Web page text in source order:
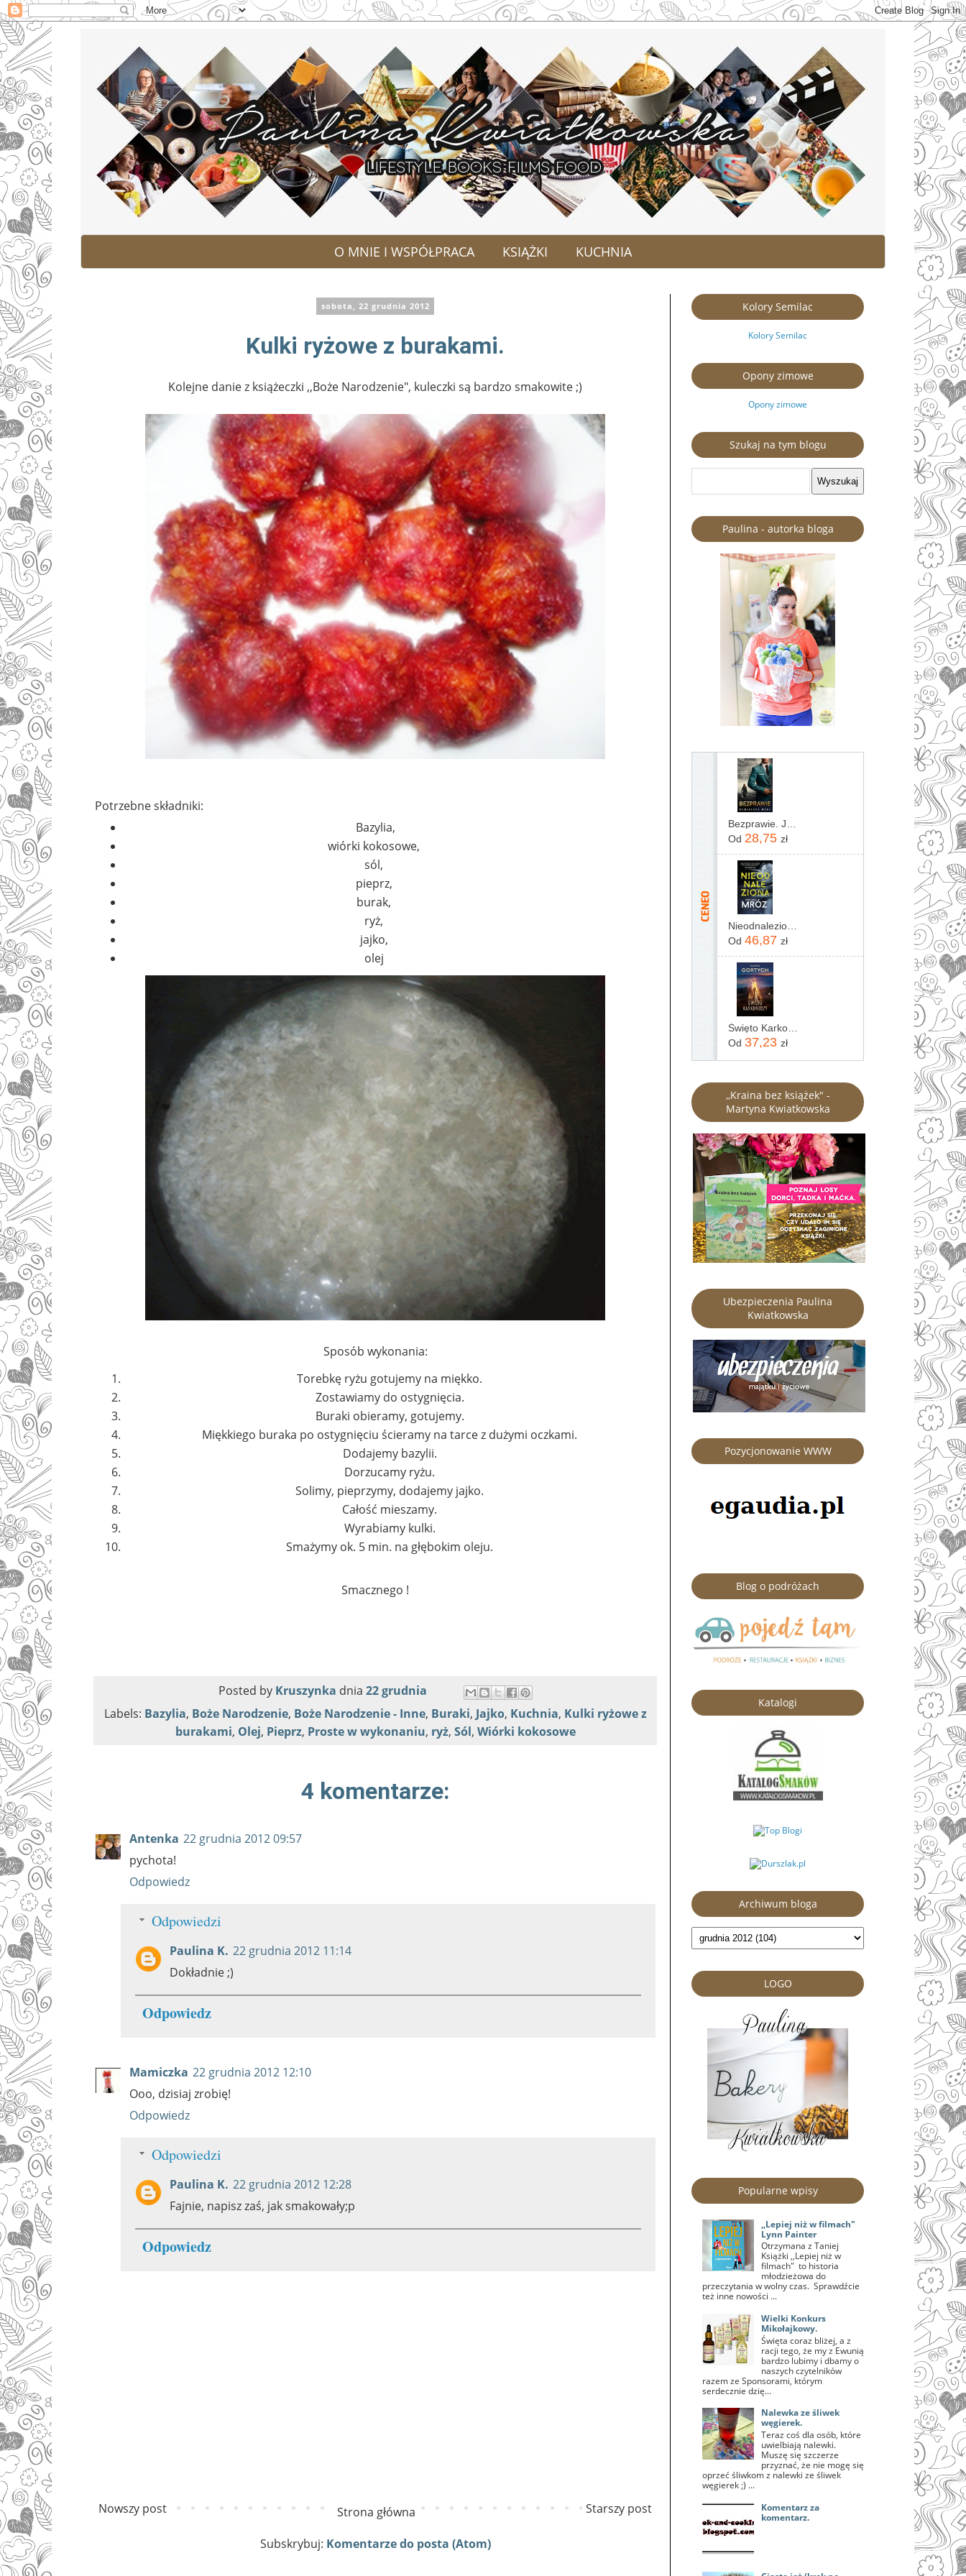
O MNIE I WSPÓŁPRACA KSIĄŻKI KUCHNIA
sobota, 22 grudnia 2012
Kulki ryżowe z burakami.
Kolejne danie z książeczki ,,Boże Narodzenie", kuleczki są bardzo smakowite ;)
Potrzebne składniki:
Bazylia,
wiórki kokosowe,
sól,
pieprz,
burak,
ryż,
jajko,
olej
Sposób wykonania:
Torebkę ryżu gotujemy na miękko.
Zostawiamy do ostygnięcia.
Buraki obieramy, gotujemy.
Miękkiego buraka po ostygnięciu ścieramy na tarce z dużymi oczkami.
Dodajemy bazylii.
Dorzucamy ryżu.
Solimy, pieprzymy, dodajemy jajko.
Całość mieszamy.
Wyrabiamy kulki.
Smażymy ok. 5 min. na głębokim oleju.
Smacznego !
Posted by Kruszynka dnia 22 grudnia
Labels: Bazylia, Boże Narodzenie, Boże Narodzenie - Inne, Buraki, Jajko, Kuchnia, Kulki ryżowe z
burakami, Olej, Pieprz, Proste w wykonaniu, ryż, Sól, Wiórki kokosowe
4 komentarze:
Antenka 22 grudnia 2012 09:57
pychota!
Odpowiedz
Odpowiedzi
Paulina K. 22 grudnia 2012 11:14
Dokładnie ;)
Odpowiedz
Mamiczka 22 grudnia 2012 12:10
Ooo, dzisiaj zrobię!
Odpowiedz
Odpowiedzi
Paulina K. 22 grudnia 2012 12:28
Fajnie, napisz zaś, jak smakowały;p
Odpowiedz
Nowszy post Starszy post
Strona główna
Subskrybuj: Komentarze do posta (Atom)
Kolory Semilac
Kolory Semilac
Opony zimowe
Opony zimowe
Szukaj na tym blogu
Paulina - autorka bloga
Od 28,75 zł
Od 46,87 zł
Od 37,23 zł
,,Kraina bez książek" -
Martyna Kwiatkowska
Ubezpieczenia Paulina
Kwiatkowska
Pozycjonowanie WWW
Blog o podróżach
Katalogi
Archiwum bloga
LOGO
Popularne wpisy
,,Lepiej niż w filmach"
Lynn Painter
Otrzymana z Taniej
Książki ,,Lepiej niż w
filmach" to historia
młodzieżowa do
przeczytania w wolny czas. Sprawdźcie
też inne nowości ...
Wielki Konkurs
Mikołajkowy.
Święta coraz bliżej, a z
racji tego, że my z Ewunią
bardzo lubimy i dbamy o
naszych czytelników
razem ze Sponsorami, którym
serdecznie dzię...
Nalewka ze śliwek
węgierek.
Teraz coś dla osób, które
uwielbiają nalewki.
Muszę się szczerze
przyznać, że nie mogę się
oprzeć śliwkom z nalewki ze śliwek
węgierek ;) ...
Komentarz za
komentarz.